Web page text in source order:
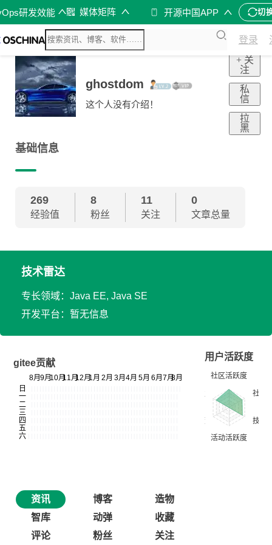
研发效能 媒体矩阵 开源中国APP 切
登录
ghostdom
这个人没有介绍！
+ 关
注
私
信
拉
黑
基础信息
269
经验值
8
粉丝
11
关注
0
文章总量
技术雷达
专长领域：Java EE, Java SE
开发平台：暂无信息
gitee贡献
用户活跃度
资讯 博客
造物
智库
动弹
收藏
评论
粉丝 关注